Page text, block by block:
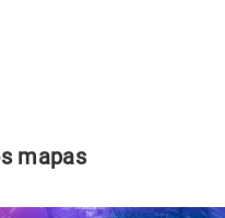
mapas